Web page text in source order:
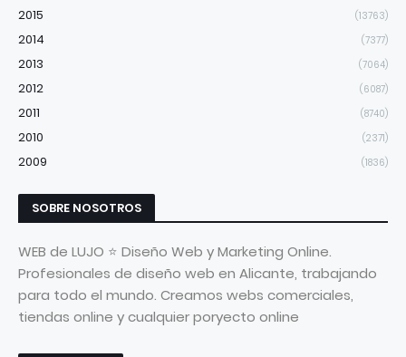
2015 (13763)
2014 (7377)
2013 (7064)
2012 (6087)
2011 (8740)
2010 (2371)
2009 (1836)
SOBRE NOSOTROS
WEB de LUJO ⭐ Diseño Web y Marketing Online.
Profesionales de diseño web en Alicante, trabajando
para todo el mundo. Creamos webs comerciales,
tiendas online y cualquier poryecto online